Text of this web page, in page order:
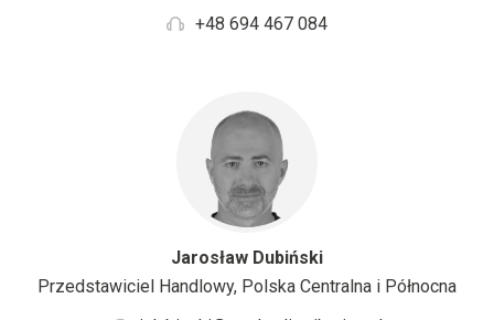
+48 694 467 084
Jarosław Dubiński
Przedstawiciel Handlowy, Polska Centralna i Północna